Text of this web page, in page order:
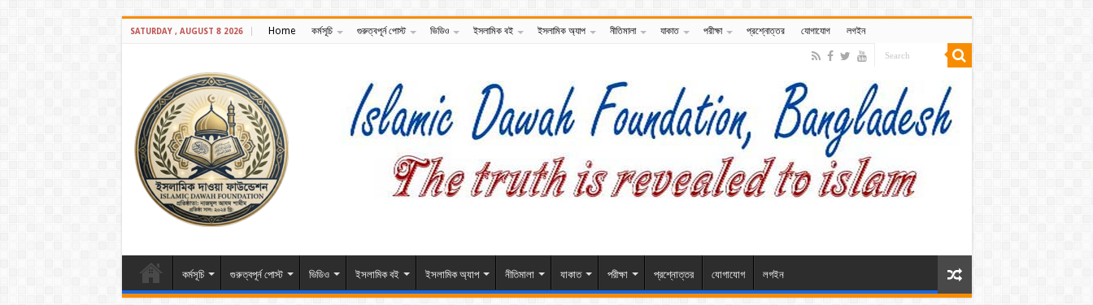
SATURDAY , AUGUST 8 2026 Home কর্মসূচি গুরুত্বপূর্ন পোস্ট ভিডিও ইসলামিক বই ইসলামিক অ্যাপ নীতিমালা যাকাত পরীক্ষা প্রশ্নোত্তর যোগাযোগ লগইন
কর্মসূচি গুরুত্বপূর্ন পোস্ট ভিডিও ইসলামিক বই ইসলামিক অ্যাপ নীতিমালা যাকাত পরীক্ষা প্রশ্নোত্তর যোগাযোগ লগইন